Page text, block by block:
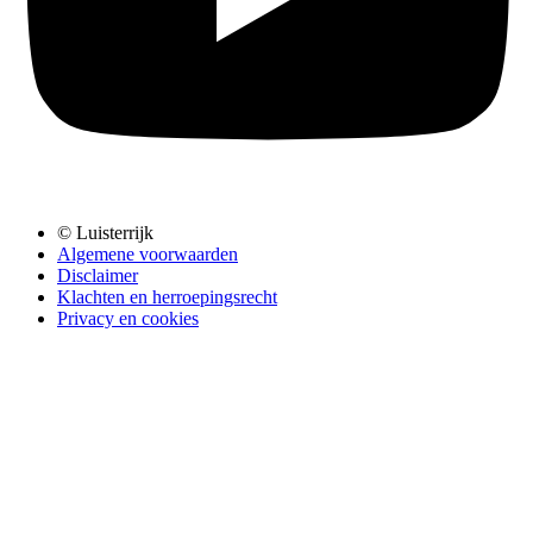
© Luisterrijk
Algemene voorwaarden
Disclaimer
Klachten en herroepingsrecht
Privacy en cookies